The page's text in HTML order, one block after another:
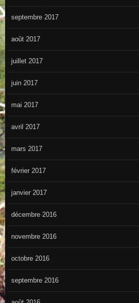
septembre 2017
août 2017
juillet 2017
juin 2017
mai 2017
avril 2017
mars 2017
février 2017
janvier 2017
décembre 2016
novembre 2016
octobre 2016
septembre 2016